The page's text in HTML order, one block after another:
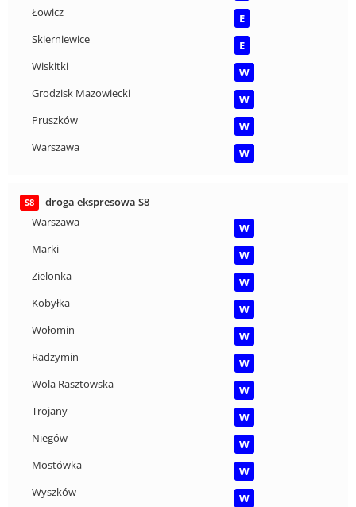
Łowicz
E
Skierniewice
E
Wiskitki
W
Grodzisk Mazowiecki
W
Pruszków
W
Warszawa
W
S8
droga ekspresowa S8
Warszawa
W
Marki
W
Zielonka
W
Kobyłka
W
Wołomin
W
Radzymin
W
Wola Rasztowska
W
Trojany
W
Niegów
W
Mostówka
W
Wyszków
W